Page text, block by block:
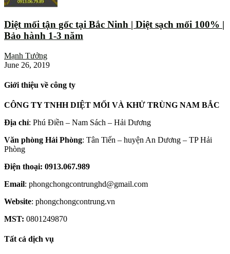
Diệt mối tận gốc tại Bắc Ninh | Diệt sạch mối 100% |
Bảo hành 1-3 năm
Mạnh Tưởng
June 26, 2019
Giới thiệu về công ty
CÔNG TY TNHH DIỆT MỐI VÀ KHỬ TRÙNG NAM BẮC
Địa chỉ: Phú Điền – Nam Sách – Hải Dương
Văn phòng Hải Phòng: Tân Tiến – huyện An Dương – TP Hải
Phòng
Điện thoại: 0913.067.989
Email: phongchongcontrunghd@gmail.com
Website: phongchongcontrung.vn
MST: 0801249870
Tất cả dịch vụ